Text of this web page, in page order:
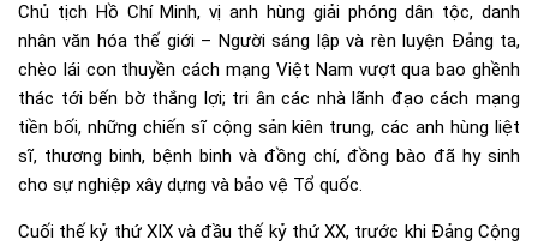
Chủ tịch Hồ Chí Minh, vị anh hùng giải phóng dân tộc, danh
nhân văn hóa thế giới – Người sáng lập và rèn luyện Đảng ta,
chèo lái con thuyền cách mạng Việt Nam vượt qua bao ghềnh
thác tới bến bờ thắng lợi; tri ân các nhà lãnh đạo cách mạng
tiền bối, những chiến sĩ cộng sản kiên trung, các anh hùng liệt
sĩ, thương binh, bệnh binh và đồng chí, đồng bào đã hy sinh
cho sự nghiệp xây dựng và bảo vệ Tổ quốc.
Cuối thế kỷ thứ XIX và đầu thế kỷ thứ XX, trước khi Đảng Cộng